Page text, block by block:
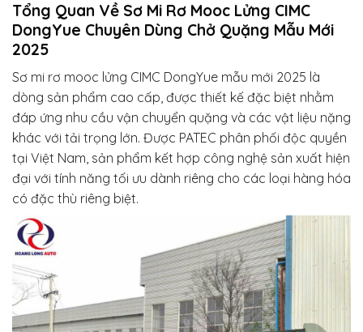
Tổng Quan Về Sơ Mi Rơ Mooc Lửng CIMC
DongYue Chuyên Dùng Chở Quặng Mẫu Mới
2025
Sơ mi rơ mooc lửng CIMC DongYue mẫu mới 2025 là
dòng sản phẩm cao cấp, được thiết kế đặc biệt nhằm
đáp ứng nhu cầu vận chuyển quặng và các vật liệu nặng
khác với tải trọng lớn. Được PATEC phân phối độc quyền
tại Việt Nam, sản phẩm kết hợp công nghệ sản xuất hiện
đại với tính năng tối ưu dành riêng cho các loại hàng hóa
có đặc thù riêng biệt.